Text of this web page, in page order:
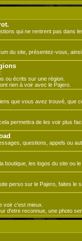
qui ne rentrent pas dans
du site, présentez-vous, ainsi
ou écrits sur une région.
rien à voir avec le Pajero.
que vous avez trouvé, que
permettra de les voir plus
questions, appels ou
boutique, les logos du site ou
perso sur le Pajero, faites le
voir c'est mieux.
d'etre reconnue, une photo